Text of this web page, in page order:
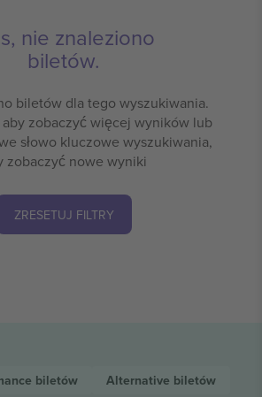
nie znaleziono
biletów.
biletów dla tego wyszukiwania.
zobaczyć więcej wyników lub
słowo kluczowe wyszukiwania,
zobaczyć nowe wyniki
ZRESETUJ FILTRY
biletów Alternative biletów